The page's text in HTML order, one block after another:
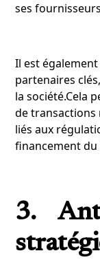
ses
Il est
partenaires
la société.Cela
de transactions
liés aux
financement
3.